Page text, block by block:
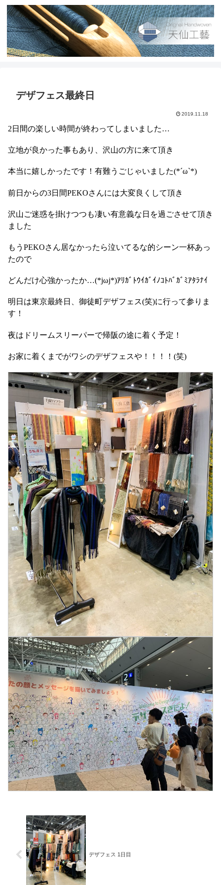
デザフェス最終日
2019.11.18
2日間の楽しい時間が終わってしまいました…
立地が良かった事もあり、沢山の方に来て頂き
本当に嬉しかったです！有難うごじゃいました(*´ω`*)
前日からの3日間PEKOさんには大変良くして頂き
沢山ご迷惑を掛けつつも凄い有意義な日を過ごさせて頂き
ました
もうPEKOさん居なかったら泣いてるな的シーン一杯あっ
たので
どんだけ心強かったか…(*jωj*)ｱﾘｶﾞﾄｳｲｶﾞｲﾉｺﾄﾊﾞｶﾞﾐｱﾀﾗﾅｲ
明日は東京最終日、御徒町デザフェス(笑)に行って参りま
す！
夜はドリームスリーパーで帰阪の途に着く予定！
お家に着くまでがワシのデザフェスや！！！！(笑)
デザフェス 1日目